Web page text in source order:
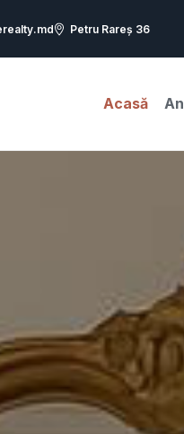
Petru Rareș 36
Acasă